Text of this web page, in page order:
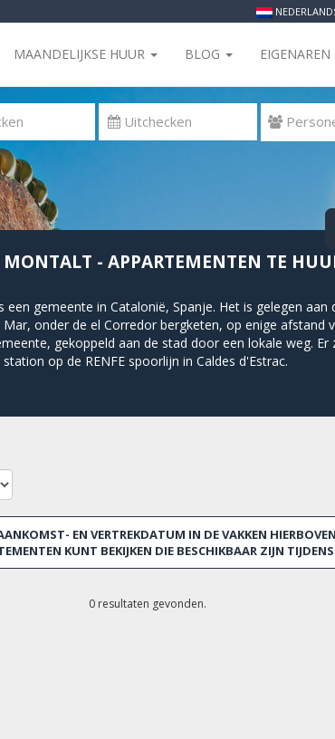
MAANDELIJKSE HUUR BLOG EIGENAREN

MONTALT - APPARTEMENTEN TE
een gemeente in Catalonië, Spanje. Het is gelegen aan
Mar, onder de el Corredor bergketen, op enige afstand
gekoppeld aan de stad door een lokale weg. Er
op de RENFE spoorlijn in Caldes d'Estrac.
EN VERTREKDATUM IN DE VAKKEN
KUNT BEKIJKEN DIE BESCHIKBAAR ZIJN
0 resultaten gevonden.